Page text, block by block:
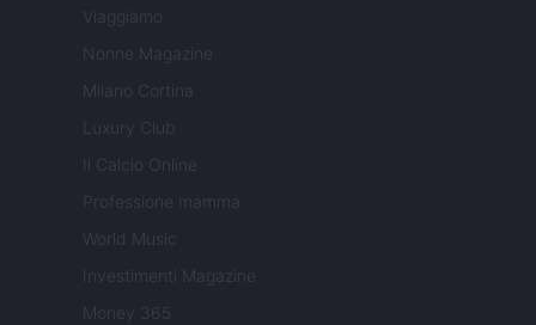
Viaggiamo
Nonne Magazine
Milano Cortina
Luxury Club
Il Calcio Online
Professione mamma
World Music
Investimenti Magazine
Money 365